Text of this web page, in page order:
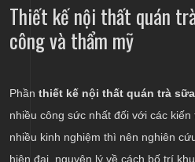
Thiết kế nội thất quán
công và thẩm mỹ
Phần thiết kế nội thất quán trà sữa
nhiều công sức nhất đối với các
nhiều kinh nghiệm thì nên nghiên
hiện đại, nguyên lý về cách bố trí